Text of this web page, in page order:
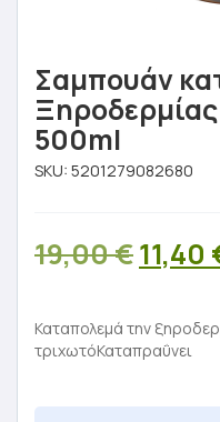
Σαμπουάν
500ml
SKU: 5201279082680
19,00€
was:
19,00
11,40
Καταπολεμά την
τριχωτόΚαταπραΰνει